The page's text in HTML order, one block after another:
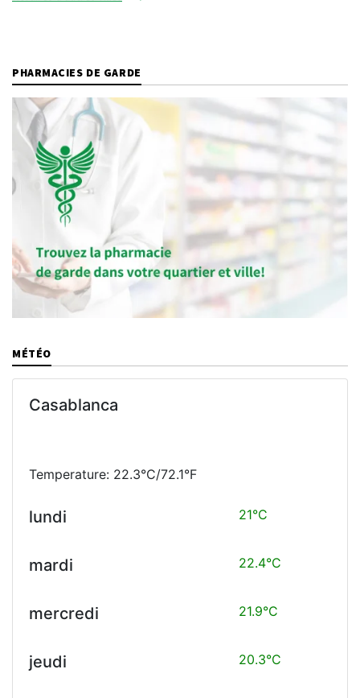
PHARMACIES DE GARDE
MÉTÉO
Casablanca
Temperature: 22.3°C/72.1°F
lundi 21°C
mardi 22.4°C
mercredi 21.9°C
jeudi 20.3°C